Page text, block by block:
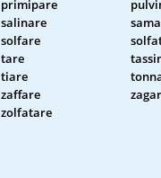
primipare
salinare
solfare
tare
tiare
zaffare
zolfatare